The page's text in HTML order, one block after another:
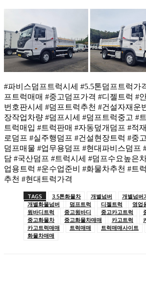
#파비스덤프트럭시세 #5.5톤덤프트럭가
프트럭매매 #중고덤프가격 #디젤트럭 #
번호판시세 #덤프트럭추천 #건설자재운
장작업차량 #덤프시세 #덤프트럭중고 #
트럭매입 #트럭판매 #자동덮개덤프 #적
로덤프 #실주행덤프 #건설현장트럭 #중
덤프매물 #업무용덤프 #현대파비스덤프
담 #국산덤프 #트럭시세 #덤프수요높은
업용트럭 #운수업준비 #화물차추천 #트
추천 #현대트럭가격
TAGS 3.5톤화물차 개별넘버 개별넘버
개별화물넘버
덤프트럭 디젤트럭 영업
윙바디트럭
중고윙바디 중고카고트럭
중고화물차
중고화물차매매 카고트럭
카고트럭매매
트럭매매 트럭매매사이트
화물차매매